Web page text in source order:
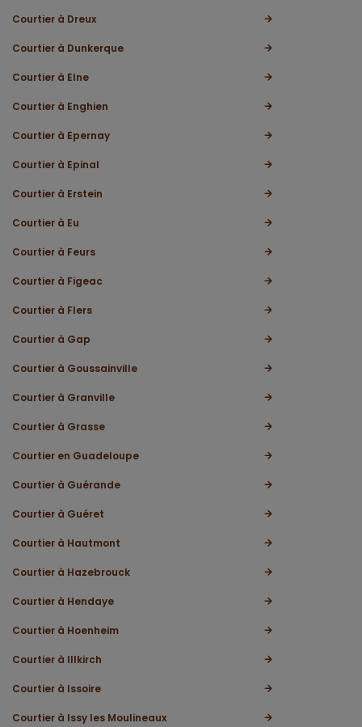
Courtier à Dreux
Courtier à Dunkerque
Courtier à Elne
Courtier à Enghien
Courtier à Epernay
Courtier à Epinal
Courtier à Erstein
Courtier à Eu
Courtier à Feurs
Courtier à Figeac
Courtier à Flers
Courtier à Gap
Courtier à Goussainville
Courtier à Granville
Courtier à Grasse
Courtier en Guadeloupe
Courtier à Guérande
Courtier à Guéret
Courtier à Hautmont
Courtier à Hazebrouck
Courtier à Hendaye
Courtier à Hoenheim
Courtier à Illkirch
Courtier à Issoire
Courtier à Issy les Moulineaux